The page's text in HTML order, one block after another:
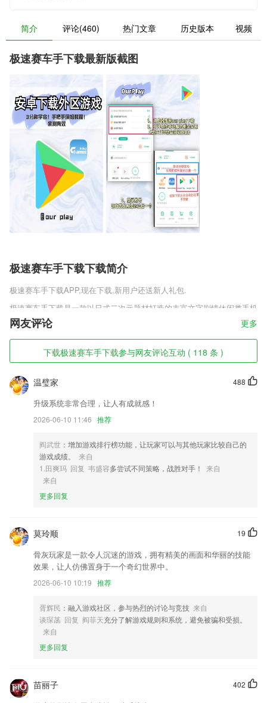
简介 评论(460) 热门文章 历史版本 视频
极速赛车手下载最新版截图
极速赛车手下载下载简介
极速赛车手下载APP,现在下载,新用户还送新人礼包.
极速赛车手下载是一款以日式二次元题材打造的丰富文字剧情休闲类手机
游戏，游戏中有浓厚的二次元动漫风格，游戏中有精致且细腻的清晰风
格，你可以感受到紧张而刺激的剧情故事，还能体验多彩的校园生活并推
开世界重重的迷雾寻找真相，一个把脑袋放空的主角与性格各异的人们相
遇了，为了把大家都联系到一起而做出的努力。
极速赛车手下载软件特色
1,组织者可使用轻松建立各种群组,如班级群组、单位群组等等组织者可
通过群组向组员发布作业、考试,并监视组员的学习情况
2,无论在任何场合，任何环境，您都可以轻松完成您的扫码。
3,近百位专家的详细图文介绍，同时展示他们的会诊病历、演讲资源
4,给更多的党员打造的，他们可以在线上共同讨论，一起学习，共同监
督，形成强大的正面教育。
5,【违章查询】直连交管扩至22个省，覆盖城市400+，官方权威准确稳
定免费，地图直接定位违章地点
极速赛车手下载软件优势
1.机考、pk测试、通关教材、考点狂背、高频题目、资讯、错题、笔记、
收藏、答疑、视频课程。
2.每一首诗都配有精美插图，图文并茂，帮助宝宝加深理解，轻松记忆。
3.【钢琴谱库】汇聚海量钢琴曲谱，经典专辑。名家谱曲有巴赫十二平均
律、贝多芬奏鸣曲、李斯特匈牙利狂想曲、肖邦练习曲、车尔尼、莫扎特
4.认识拼音之后开始联系，让宝宝自己动手写下正确的拼音；
6.扫描书单二维码即可一键同步同学们的收藏内容，不需要再一本本找书
了。
网友评论 更多
下载极速赛车手下载参与网友评论互动 ( 118 条 )
488
温璧家
升级系统非常合理，让人有成就感！
2026-06-10 11:46 推荐
阎武世 ：增加游戏排行榜功能，让玩家可以与其他玩家比较自己的
游戏成绩。
来自
1.田爽玛 回复 韦盛容多尝试不同策略，战胜对手！
来自
来自
更多回复
19
莫玲顺
骨灰玩家是一款令人沉迷的游戏，拥有精美的画面和华丽的技能
效果，让人仿佛置身于一个奇幻世界中。
2026-06-10 10:19 推荐
胥辉民 ：融入游戏社区，参与热烈的讨论与竞技 来自
谈琛菡 回复 阎菲天充分了解游戏规则和系统，避免被骗和受损。
来自
更多回复
402
苗丽子